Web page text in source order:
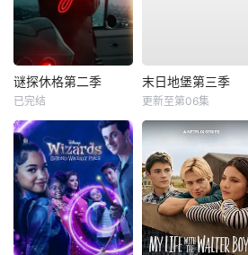
谜探休格第二季
已完结
末日地堡第三季
更新至第06集